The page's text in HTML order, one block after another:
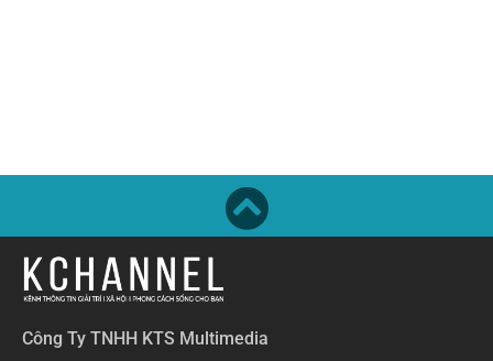
Công Ty TNHH KTS Multimedia